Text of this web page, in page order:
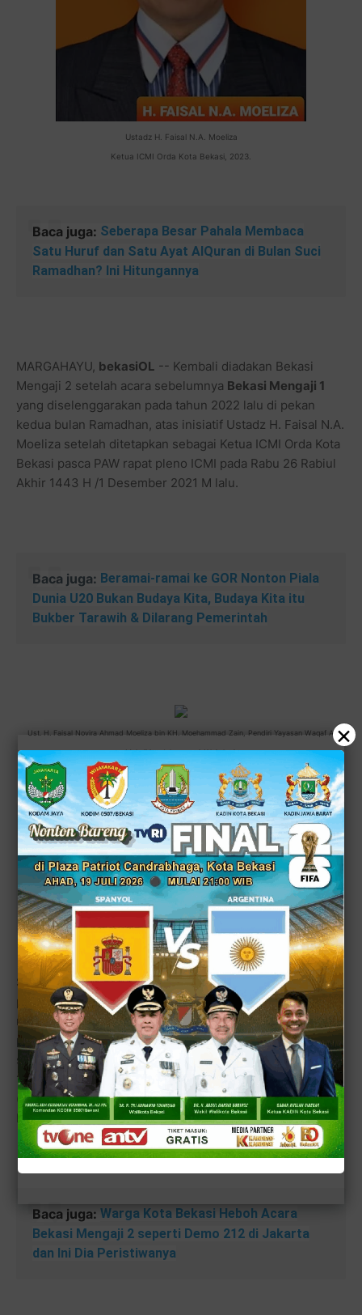
Ustadz H. Faisal N.A. Moeliza
Ketua ICMI Orda Kota Bekasi, 2023.
Baca juga: Seberapa Besar Pahala Membaca
Satu Huruf dan Satu Ayat AlQuran di Bulan Suci
Ramadhan? Ini Hitungannya
MARGAHAYU, bekasiOL -- Kembali diadakan Bekasi
Mengaji 2 setelah acara sebelumnya Bekasi Mengaji 1
yang diselenggarakan pada tahun 2022 lalu di pekan
kedua bulan Ramadhan, atas inisiatif Ustadz H. Faisal N.A.
Moeliza setelah ditetapkan sebagai Ketua ICMI Orda Kota
Bekasi pasca PAW rapat pleno ICMI pada Rabu 26 Rabiul
Akhir 1443 H /1 Desember 2021 M lalu.
Baca juga: Beramai-ramai ke GOR Nonton Piala
Dunia U20 Bukan Budaya Kita, Budaya Kita itu
Bukber Tarawih & Dilarang Pemerintah
Ust. H. Faisal Novira Ahmad Moeliza bin KH. Moehammad Zain, Pendiri Yayasan Waqaf Al
Muhajirien Jakapermai (Al Azhar).
Baca juga:Akhirnya Resmi Sudah Anies
Baswedan Didukung Tiga Partai, Partai Nasdem,
Partai Demokrat dan PKS dengan
Ditandatangani Piagam Koalisi Perubahan
Sementara acara Bekasi Mengaji 2 ini diselenggarakan
pada hari Jum'at, 17 Maret 2023 M (24 Sya'ban 144H H)
mendatang menjelang bulan puasa Ramadhan, dimana
pada tahun 2022 lalu,Bekasi Mengaji 1justru diadakan
setelah pekan ke-2 Ramadhan, dan berhasil menyalurkan
1500 mushaf Al-Quran dariBadan Waqaf Al-Quran
(BWA)kepada warga muslimin di Islamic Center Kota
Bekasi.
Baca juga: Warga Kota Bekasi Heboh Acara
Bekasi Mengaji 2 seperti Demo 212 di Jakarta
dan Ini Dia Peristiwanya
×